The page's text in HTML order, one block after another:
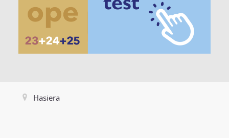
Hasiera